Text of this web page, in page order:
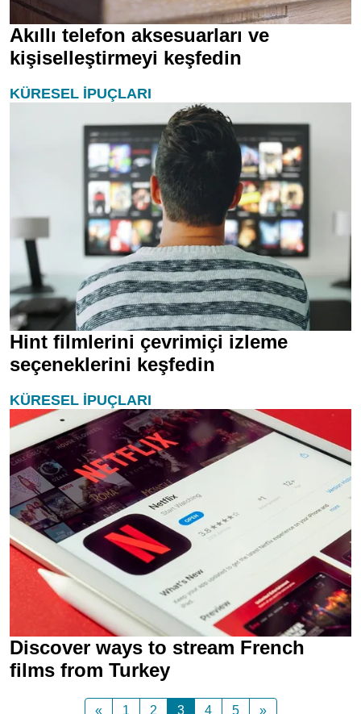
Akıllı telefon aksesuarları ve
kişiselleştirmeyi keşfedin
KÜRESEL İPUÇLARI
Hint filmlerini çevrimiçi izleme
seçeneklerini keşfedin
KÜRESEL İPUÇLARI
Discover ways to stream French
films from Turkey
« 1 2 3 4 5 »